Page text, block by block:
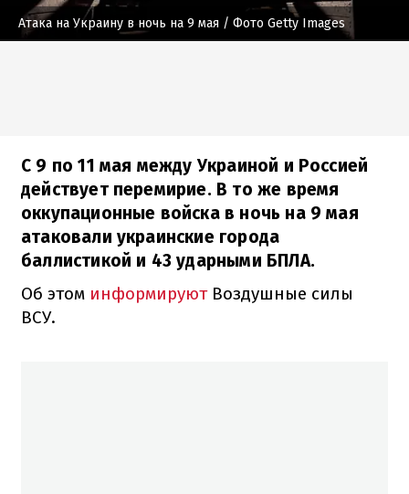
Атака на Украину в ночь на 9 мая / Фото Getty Images
С 9 по 11 мая между Украиной и Россией
действует перемирие. В то же время
оккупационные войска в ночь на 9 мая
атаковали украинские города
баллистикой и 43 ударными БПЛА.
Об этом информируют Воздушные силы
ВСУ.